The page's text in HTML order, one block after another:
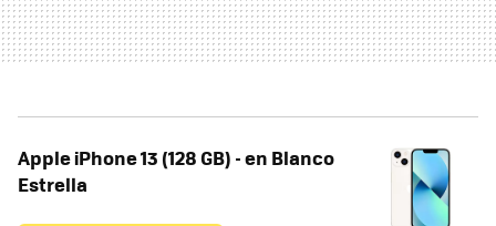
Apple iPhone 13 (128 GB) - en Blanco
Estrella